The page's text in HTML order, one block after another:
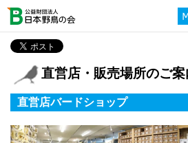
直営店・販売場所のご案
直営店バードショップ